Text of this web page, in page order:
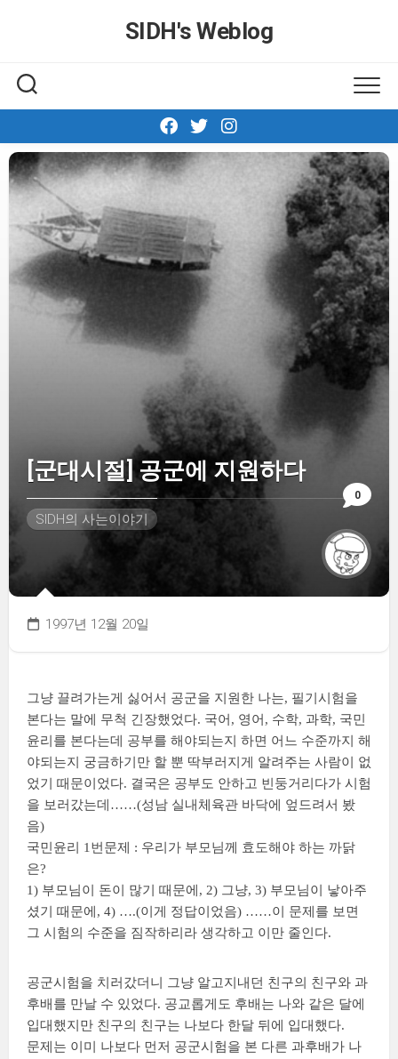
SIDH′s Weblog
0
[군대시절] 공군에 지원하다
SIDH의 사는이야기
1997년 12월 20일
그냥 끌려가는게 싫어서 공군을 지원한 나는, 필기시험을
본다는 말에 무척 긴장했었다. 국어, 영어, 수학, 과학, 국민
윤리를 본다는데 공부를 해야되는지 하면 어느 수준까지 해
야되는지 궁금하기만 할 뿐 딱부러지게 알려주는 사람이 없
었기 때문이었다. 결국은 공부도 안하고 빈둥거리다가 시험
을 보러갔는데……(성남 실내체육관 바닥에 엎드려서 봤
음)
국민윤리 1번문제 : 우리가 부모님께 효도해야 하는 까닭
은?
1) 부모님이 돈이 많기 때문에, 2) 그냥, 3) 부모님이 낳아주
셨기 때문에, 4) ….(이게 정답이었음) ……이 문제를 보면
그 시험의 수준을 짐작하리라 생각하고 이만 줄인다.
공군시험을 치러갔더니 그냥 알고지내던 친구의 친구와 과
후배를 만날 수 있었다. 공교롭게도 후배는 나와 같은 달에
입대했지만 친구의 친구는 나보다 한달 뒤에 입대했다.
문제는 이미 나보다 먼저 공군시험을 본 다른 과후배가 나